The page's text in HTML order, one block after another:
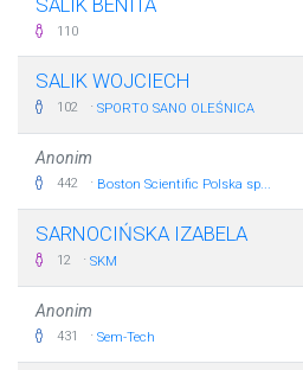
110
SALIK WOJCIECH
102 · SPORTO SANO OLEŚNICA
Anonim
442 · Boston Scientific Polska sp...
SARNOCIŃSKA IZABELA
12 · SKM
Anonim
431 · Sem-Tech